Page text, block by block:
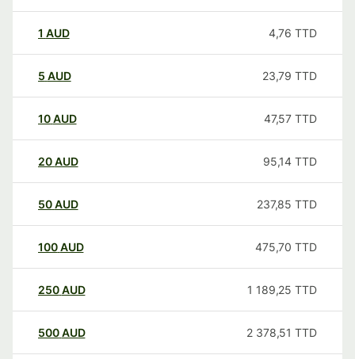
1 AUD 4,76 TTD
5 AUD 23,79 TTD
10AUD 47,57 TTD
20AUD 95,14 TTD
50AUD 237,85 TTD
100AUD 475,70 TTD
250AUD 1 189,25 TTD
500AUD 2 378,51 TTD